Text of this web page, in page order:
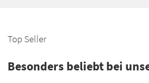
Top Seller
Besonders beliebt bei